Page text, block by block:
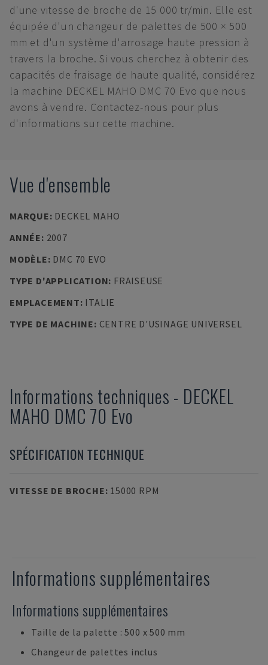
d'une vitesse de broche de 15 000 tr/min. Elle est
équipée d'un changeur de palettes de 500 × 500
mm et d'un système d'arrosage haute pression à
travers la broche. Si vous cherchez à obtenir des
capacités de fraisage de haute qualité, considérez
la machine DECKEL MAHO DMC 70 Evo que nous
avons à vendre. Contactez-nous pour plus
d'informations sur cette machine.
Vue d'ensemble
MARQUE: DECKEL MAHO
ANNÉE: 2007
MODÈLE: DMC 70 EVO
TYPE D'APPLICATION: FRAISEUSE
EMPLACEMENT: ITALIE
TYPE DE MACHINE: CENTRE D'USINAGE UNIVERSEL
Informations techniques - DECKEL
MAHO DMC 70 Evo
SPÉCIFICATION TECHNIQUE
VITESSE DE BROCHE: 15000 RPM
Informations supplémentaires
Informations supplémentaires
Taille de la palette : 500 x 500 mm
Changeur de palettes inclus